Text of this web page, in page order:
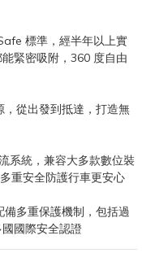
標準，經半年以上實
緊密吸附，360 度自由
從出發到抵達，打造無
系統，兼容大多款數位裝
重安全防護行車更安心
多重保護機制，包括過
國際安全認證